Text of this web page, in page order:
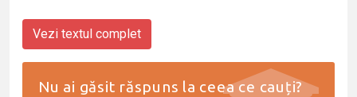
Vezi textul complet
Nu ai găsit răspuns la ceea ce cauți?